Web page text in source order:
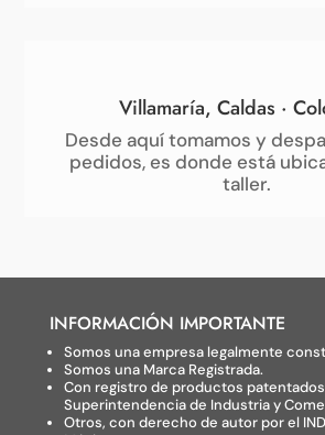
Villamaría, Caldas ·
Desde aquí tomamos y
pedidos, es donde está
taller.
INFORMACIÓN IMPORTANTE
Somos una empresa legalmente
Somos una Marca Registrada.
Con registro de productos
Superintendencia de Industria y
Otros, con derecho de autor por el